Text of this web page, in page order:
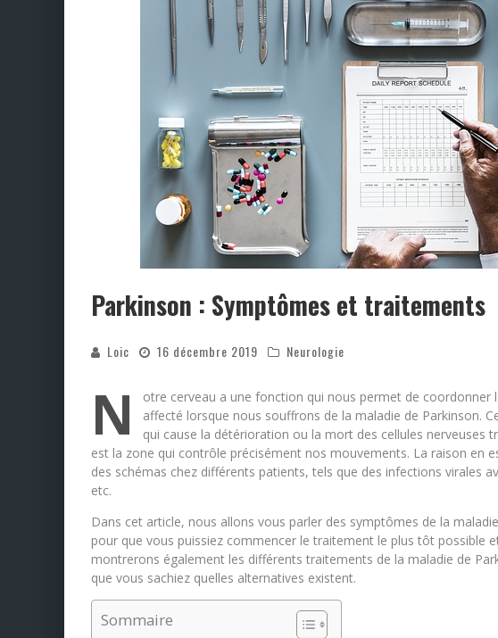
Parkinson : Symptômes et traitements
Loic 16 décembre 2019 Neurologie
N
otre cerveau a une fonction qui nous permet de
affecté lorsque nous souffrons de la maladie de Parkinson.
qui cause la détérioration ou la mort des cellules nerveuses
est la zone qui contrôle précisément nos mouvements. La raison en
des schémas chez différents patients, tels que des infections virales
etc.
Dans cet article, nous allons vous parler des symptômes de la
pour que vous puissiez commencer le traitement le plus tôt possible
montrerons également les différents traitements de la maladie de
que vous sachiez quelles alternatives existent.
Sommaire